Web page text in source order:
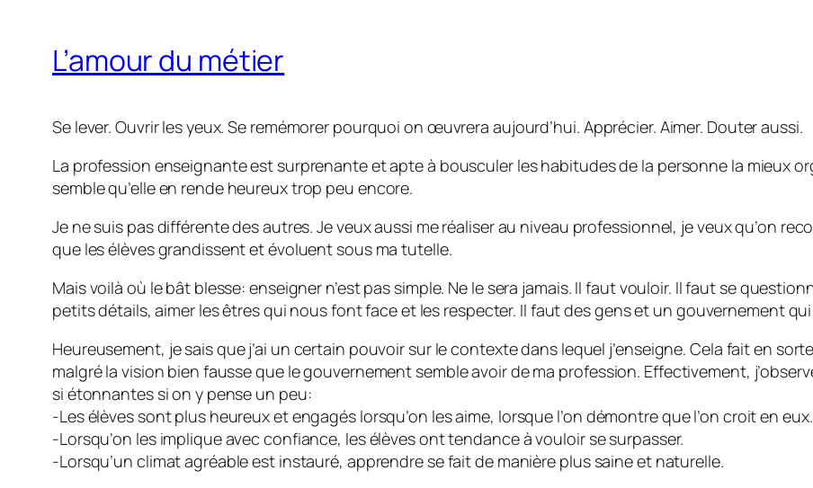
L’amour du métier
Se lever. Ouvrir les yeux. Se remémorer pourquoi on œuvrera aujourd’hui. Apprécier. Aimer. Douter aussi.
La profession enseignante est surprenante et apte à bousculer les habitudes de la personne la mieux
semble qu’elle en rende heureux trop peu encore.
Je ne suis pas différente des autres. Je veux aussi me réaliser au niveau professionnel, je veux qu’on
que les élèves grandissent et évoluent sous ma tutelle.
Mais voilà où le bât blesse: enseigner n’est pas simple. Ne le sera jamais. Il faut vouloir. Il faut se
petits détails, aimer les êtres qui nous font face et les respecter. Il faut des gens et un gouvernement
Heureusement, je sais que j’ai un certain pouvoir sur le contexte dans lequel j’enseigne. Cela fait en
malgré la vision bien fausse que le gouvernement semble avoir de ma profession. Effectivement,
si étonnantes si on y pense un peu:
-Les élèves sont plus heureux et engagés lorsqu’on les aime, lorsque l’on démontre que l’on croit en eux.
-Lorsqu’on les implique avec confiance, les élèves ont tendance à vouloir se surpasser.
-Lorsqu’un climat agréable est instauré, apprendre se fait de manière plus saine et naturelle.